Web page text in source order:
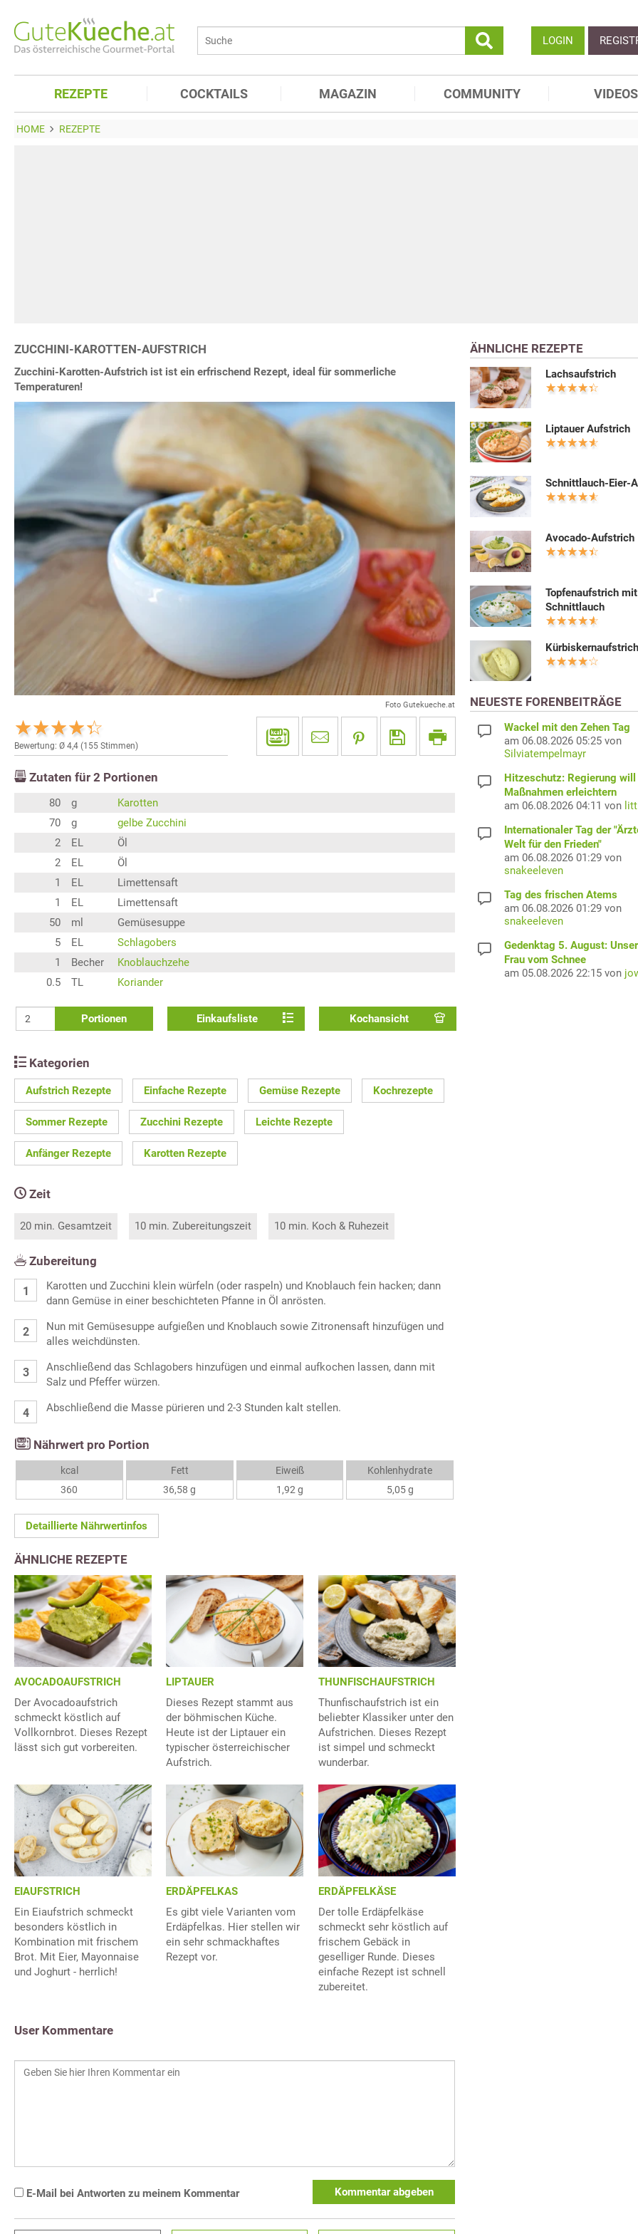
LOGIN
REZEPTE COCKTAILS MAGAZIN COMMUNITY VIDEOS
HOME REZEPTE
ZUCCHINI-KAROTTEN-AUFSTRICH
Zucchini-Karotten-Aufstrich ist ist ein erfrischend Rezept, ideal für sommerliche
Temperaturen!
Foto Gutekueche.at
Bewertung: Ø 4,4 (155 Stimmen)
Zutaten für 2 Portionen
80 g
Karotten
70
g
gelbe Zucchini
2
EL
Öl
2
EL
Öl
1
EL
Limettensaft
1
EL
Limettensaft
50
ml
Gemüsesuppe
5
EL
Schlagobers
1
Becher
Knoblauchzehe
0.5
TL Koriander
Portionen Einkaufsliste Kochansicht
Kategorien
Aufstrich Rezepte Einfache Rezepte Gemüse Rezepte Kochrezepte
Sommer Rezepte Zucchini Rezepte Leichte Rezepte
Anfänger Rezepte Karotten Rezepte
Zeit
20 min. Gesamtzeit 10 min. Zubereitungszeit 10 min. Koch & Ruhezeit
Zubereitung
Karotten und Zucchini klein würfeln (oder raspeln) und Knoblauch fein hacken; dann
dann Gemüse in einer beschichteten Pfanne in Öl anrösten.
Nun mit Gemüsesuppe aufgießen und Knoblauch sowie Zitronensaft hinzufügen und
alles weichdünsten.
Anschließend das Schlagobers hinzufügen und einmal aufkochen lassen, dann mit
Salz und Pfeffer würzen.
Abschließend die Masse pürieren und 2-3 Stunden kalt stellen.
Nährwert pro Portion
kcal
360
Fett
36,58 g
Eiweiß
1,92 g
Kohlenhydrate
5,05 g
Detaillierte Nährwertinfos
ÄHNLICHE REZEPTE
AVOCADOAUFSTRICH
Der Avocadoaufstrich
schmeckt köstlich auf
Vollkornbrot. Dieses Rezept
lässt sich gut vorbereiten.
LIPTAUER
Dieses Rezept stammt aus
der böhmischen Küche.
Heute ist der Liptauer ein
typischer österreichischer
Aufstrich.
THUNFISCHAUFSTRICH
Thunfischaufstrich ist ein
beliebter Klassiker unter den
Aufstrichen. Dieses Rezept
ist simpel und schmeckt
wunderbar.
EIAUFSTRICH
Ein Eiaufstrich schmeckt
besonders köstlich in
Kombination mit frischem
Brot. Mit Eier, Mayonnaise
und Joghurt - herrlich!
ERDÄPFELKAS
Es gibt viele Varianten vom
Erdäpfelkas. Hier stellen wir
ein sehr schmackhaftes
Rezept vor.
ERDÄPFELKÄSE
Der tolle Erdäpfelkäse
schmeckt sehr köstlich auf
frischem Gebäck in
geselliger Runde. Dieses
einfache Rezept ist schnell
zubereitet.
User Kommentare
E-Mail bei Antworten zu meinem Kommentar Kommentar abgeben
ÄHNLICHE REZEPTE
Lachsaufstrich
Liptauer Aufstrich
Schnittlauch-Eier-
Avocado-Aufstrich
Topfenaufstrich mit
Schnittlauch
NEUESTE FORENBEITRÄGE
Wackel mit den Zehen Tag
am 06.08.2026 05:25 von
Silviatempelmayr
Hitzeschutz: Regierung will
Maßnahmen erleichtern
am 06.08.2026 04:11 von
Internationaler Tag der
Welt für den Frieden"
am 06.08.2026 01:29 von
snakeeleven
Tag des frischen Atems
am 06.08.2026 01:29 von
snakeeleven
Gedenktag 5. August:
Frau vom Schnee
am 05.08.2026 22:15 von